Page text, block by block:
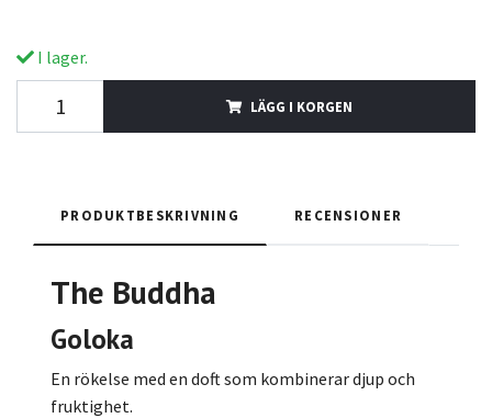
I lager.
LÄGG I KORGEN
PRODUKTBESKRIVNING RECENSIONER
The Buddha
Goloka
En rökelse med en doft som kombinerar djup och
fruktighet.